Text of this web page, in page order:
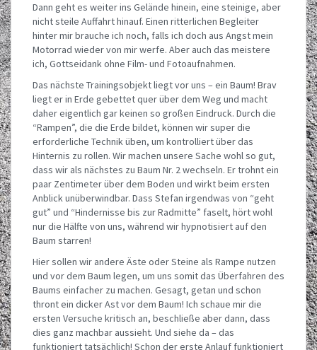
Dann geht es weiter ins Gelände hinein, eine steinige, aber
nicht steile Auffahrt hinauf. Einen ritterlichen Begleiter
hinter mir brauche ich noch, falls ich doch aus Angst mein
Motorrad wieder von mir werfe. Aber auch das meistere
ich, Gottseidank ohne Film- und Fotoaufnahmen.
Das nächste Trainingsobjekt liegt vor uns – ein Baum! Brav
liegt er in Erde gebettet quer über dem Weg und macht
daher eigentlich gar keinen so großen Eindruck. Durch die
“Rampen”, die die Erde bildet, können wir super die
erforderliche Technik üben, um kontrolliert über das
Hinternis zu rollen. Wir machen unsere Sache wohl so gut,
dass wir als nächstes zu Baum Nr. 2 wechseln. Er trohnt ein
paar Zentimeter über dem Boden und wirkt beim ersten
Anblick unüberwindbar. Dass Stefan irgendwas von “geht
gut” und “Hindernisse bis zur Radmitte” faselt, hört wohl
nur die Hälfte von uns, während wir hypnotisiert auf den
Baum starren!
Hier sollen wir andere Äste oder Steine als Rampe nutzen
und vor dem Baum legen, um uns somit das Überfahren des
Baums einfacher zu machen. Gesagt, getan und schon
thront ein dicker Ast vor dem Baum! Ich schaue mir die
ersten Versuche kritisch an, beschließe aber dann, dass
dies ganz machbar aussieht. Und siehe da – das
funktioniert tatsächlich! Schon der erste Anlauf funktioniert